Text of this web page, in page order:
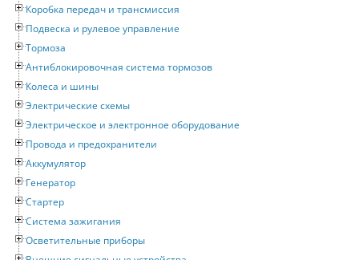
Коробка передач и трансмиссия
Подвеска и рулевое управление
Тормоза
Антиблокировочная система тормозов
Колеса и шины
Электрические схемы
Электрическое и электронное оборудование
Провода и предохранители
Аккумулятор
Генератор
Стартер
Система зажигания
Осветительные приборы